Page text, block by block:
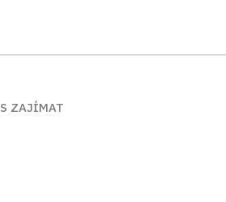
ZAJÍMAT